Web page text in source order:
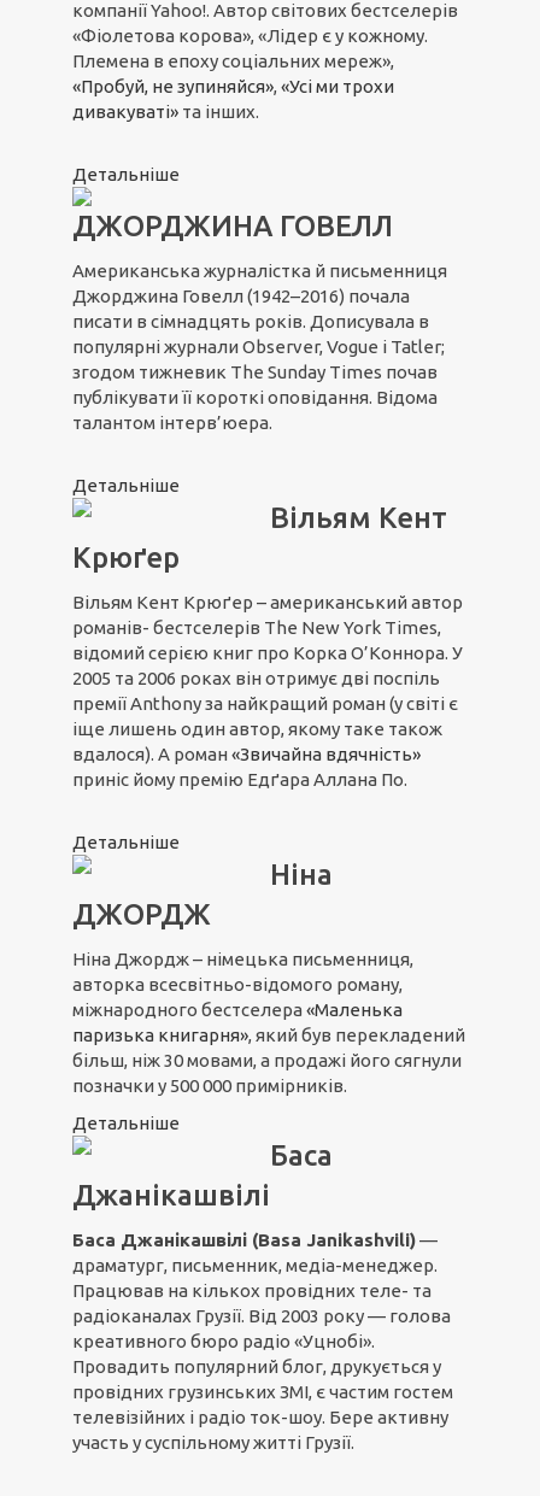
компанії Yahoo!. Автор світових бестселерів
«Фіолетова корова», «Лідер є у кожному.
Племена в епоху соціальних мереж»,
«Пробуй, не зупиняйся», «Усі ми трохи
дивакуваті» та інших.
Детальніше
ДЖОРДЖИНА ГОВЕЛЛ
Американська журналістка й письменниця
Джорджина Говелл (1942–2016) почала
писати в сімнадцять років. Дописувала в
популярні журнали Observer, Vogue і Tatler;
згодом тижневик The Sunday Times почав
публікувати її короткі оповідання. Відома
талантом інтерв’юера.
Детальніше
Вільям Кент
Крюґер
Вільям Кент Крюґер – американський автор
романів- бестселерів The New York Times,
відомий серією книг про Корка О’Коннора. У
2005 та 2006 роках він отримує дві поспіль
премії Anthony за найкращий роман (у світі є
іще лишень один автор, якому таке також
вдалося). А роман «Звичайна вдячність»
приніс йому премію Едґара Аллана По.
Детальніше
Ніна
ДЖОРДЖ
Ніна Джордж – німецька письменниця,
авторка всесвітньо-відомого роману,
міжнародного бестселера «Маленька
паризька книгарня», який був перекладений
більш, ніж 30 мовами, а продажі його сягнули
позначки у 500 000 примірників.
Детальніше
Баса
Джанікашвілі
Баса Джанікашвілі (Basa Janikashvili)—
драматург, письменник, медіа-менеджер.
Працював на кількох провідних теле- та
радіоканалах Грузії. Від 2003 року — голова
креативного бюро радіо «Уцнобі».
Провадить популярний блог, друкується у
провідних грузинських ЗМІ, є частим гостем
телевізійних і радіо ток-шоу. Бере активну
участь у суспільному житті Грузії.